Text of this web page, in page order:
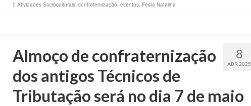
Atividades Socioculturais, confraternização eventos, Festa Natalina
8
ABR 2025
Almoço de confraternização
dos antigos Técnicos de
Tributação será no dia 7 de maio